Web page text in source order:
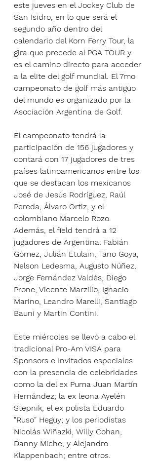
este jueves en el Jockey Club de
San Isidro, en lo que será el
segundo año dentro del
calendario del Korn Ferry Tour, la
gira que precede al PGA TOUR y
es el camino directo para acceder
a la elite del golf mundial. El 7mo
campeonato de golf más antiguo
del mundo es organizado por la
Asociación Argentina de Golf.
El campeonato tendrá la
participación de 156 jugadores y
contará con 17 jugadores de tres
países latinoamericanos entre los
que se destacan los mexicanos
José de Jesús Rodríguez, Raúl
Pereda, Álvaro Ortiz, y el
colombiano Marcelo Rozo.
Además, el field tendrá a 12
jugadores de Argentina: Fabián
Gómez, Julián Etulain, Tano Goya,
Nelson Ledesma, Augusto Núñez,
Jorge Fernández Valdés, Diego
Prone, Vicente Marzilio, Ignacio
Marino, Leandro Marelli, Santiago
Bauni y Martin Contini.
Este miércoles se llevó a cabo el
tradicional Pro-Am VISA para
Sponsors e Invitados especiales
con la presencia de celebridades
como la del ex Puma Juan Martín
Hernández; la ex leona Ayelén
Stepnik; el ex polista Eduardo
"Ruso" Heguy; y los periodistas
Nicolás Wiñazki, Willy Cohan,
Danny Miche, y Alejandro
Klappenbach; entre otros.